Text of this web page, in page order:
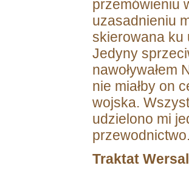
przemówieniu
uzasadnieniu
skierowana ku
Jedyny
nie miałby on
wojska.
udzielono mi
Traktat